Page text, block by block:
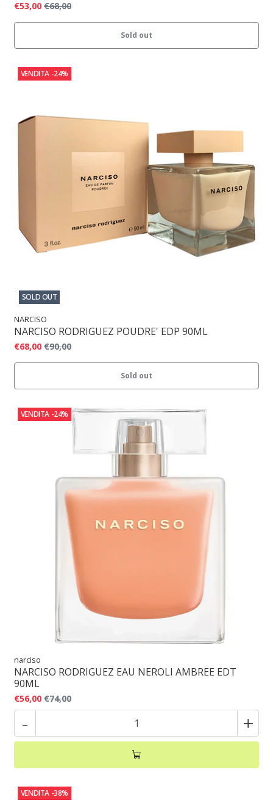
€53,00 €68,00
Sold out
VENDITA -24%
SOLD OUT
NARCISO
NARCISO RODRIGUEZ POUDRE' EDP 90ML
€68,00 €90,00
Sold out
VENDITA -24%
narciso
NARCISO RODRIGUEZ EAU NEROLI AMBREE EDT
90ML
€56,00 €74,00
- +
VENDITA -38%